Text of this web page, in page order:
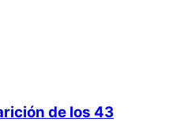
de los 43